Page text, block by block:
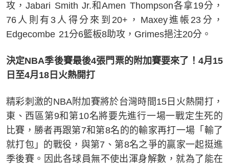
攻，Jabari Smith Jr.和Amen Thompson各拿19分，
76人則有3人得分來到20+，Maxey進帳23分，
Edgecombe 21分6籃板8助攻，Grimes挹注20分。
決定NBA季後賽最後4張門票的附加賽要來了！4月15
日至4月18日火熱開打
精彩刺激的NBA附加賽將於台灣時間15日火熱開打，
東、西區第9和第10名將要先進行一場一戰定生死的
比賽，勝者再跟第7和第8名的的輸家再打一場「輸了
就打包」的戰役，與第7、第8名之爭的贏家一起挺進
季後賽。因此各球員無不使出渾身解數，就為了能在